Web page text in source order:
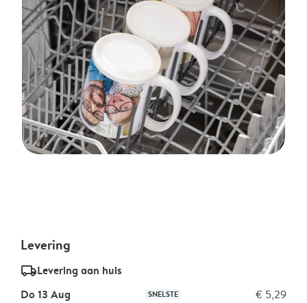
Levering
delivery_standard_v2Levering aan huis
Do 13 Aug
SNELSTE € 5,29